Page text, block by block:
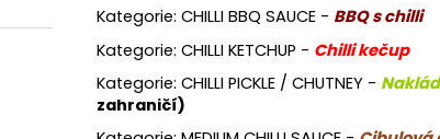
Kategorie: CHILLI BBQ SAUCE - BBQ s chilli
Kategorie: CHILLI KETCHUP - Chilli kečup
Kategorie: CHILLI PICKLE / CHUTNEY -
zahraničí)